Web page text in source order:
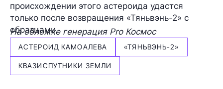
происхождении этого астероида удастся
только после возвращения «Тяньвэнь-2» с
образцами.
На обложке генерация Pro Космос
АСТЕРОИД КАМОАЛЕВА «ТЯНЬВЭНЬ-2»
КВАЗИСПУТНИКИ ЗЕМЛИ